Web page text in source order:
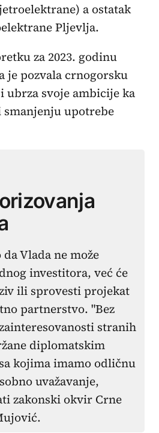
a ostatak
Pljevlja.
za 2023. godinu
je pozvala crnogorsku
svoje ambicije ka
upotrebe
Vlada ne može
investitora, već će
ili sprovesti projekat
partnerstvo. "Bez
stranih
diplomatskim
kojima imamo odličnu
uvažavanje,
zakonski okvir Crne